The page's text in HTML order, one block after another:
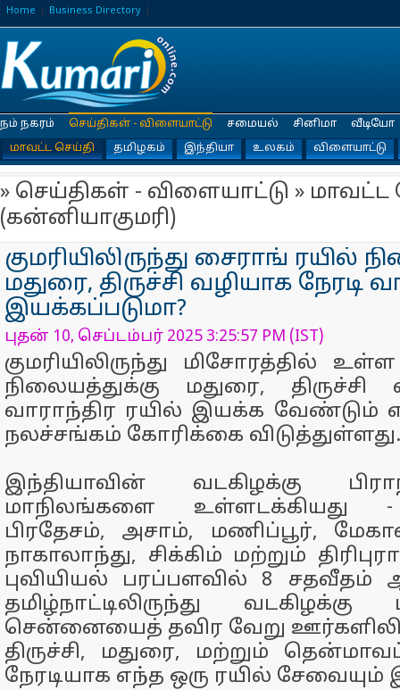
Home Business Directory
நம் நகரம்
செய்திகள் - விளையாட்டு
மாவட்ட செய்தி
தமிழகம் இந்தியா உலகம் விளையாட்டு
சமையல் சினிமா வீடியோ
» செய்திகள் - விளையாட்டு » மாவட்ட
(கன்னியாகுமரி)
குமரியிலிருந்து சைராங் ரயில்
மதுரை, திருச்சி வழியாக நேரடி
இயக்கப்படுமா?
புதன் 10, செப்டம்பர் 2025 3:25:57 PM (IST)
குமரியிலிருந்து மிசோரத்தில்
நிலையத்துக்கு மதுரை, திருச்சி
வாராந்திர ரயில் இயக்க வேண்டும்
நலச்சங்கம் கோரிக்கை விடுத்துள்ளது.
இந்தியாவின் வடகிழக்கு
மாநிலங்களை உள்ளடக்கியது
பிரதேசம், அசாம், மணிப்பூர்,
நாகாலாந்து, சிக்கிம் மற்றும்
புவியியல் பரப்பளவில் 8 சதவீதம்
தமிழ்நாட்டிலிருந்து வடகிழக்கு
சென்னையைத் தவிர வேறு
திருச்சி, மதுரை, மற்றும்
நேரடியாக எந்த ஒரு ரயில்